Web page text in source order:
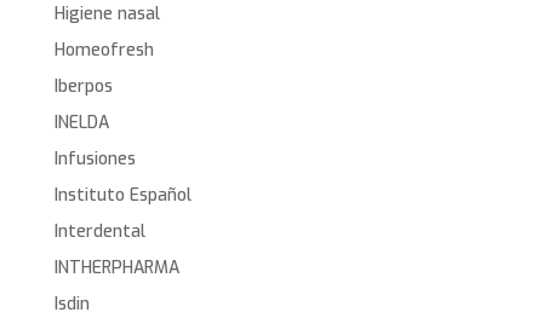
Higiene nasal
Homeofresh
Iberpos
INELDA
Infusiones
Instituto Español
Interdental
INTHERPHARMA
Isdin